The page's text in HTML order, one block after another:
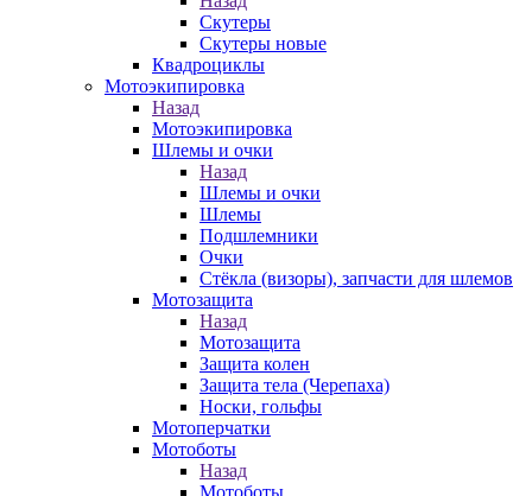
Скутеры
Скутеры новые
Квадроциклы
Мотоэкипировка
Назад
Мотоэкипировка
Шлемы и очки
Назад
Шлемы и очки
Шлемы
Подшлемники
Очки
Стёкла (визоры), запчасти для шлемов
Мотозащита
Назад
Мотозащита
Защита колен
Защита тела (Черепаха)
Носки, гольфы
Мотоперчатки
Мотоботы
Назад
Мотоботы